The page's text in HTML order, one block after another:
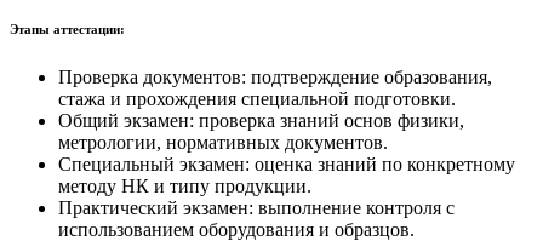
Этапы аттестации:
Проверка документов: подтверждение образования,
стажа и прохождения специальной подготовки.
Общий экзамен: проверка знаний основ физики,
метрологии, нормативных документов.
Специальный экзамен: оценка знаний по конкретному
методу НК и типу продукции.
Практический экзамен: выполнение контроля с
использованием оборудования и образцов.